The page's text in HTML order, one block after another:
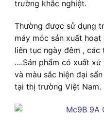
trường khắc nghiệt.
Thường được sử dụng
máy móc sản xuất
liên tục ngày đêm , các
….Sản phẩm có xuất
và màu sắc hiện đại
tại thị trường Việt Nam.